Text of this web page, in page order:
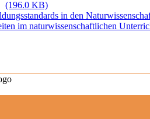
(196.0 KB)
in den
im naturwissenschaftlichen